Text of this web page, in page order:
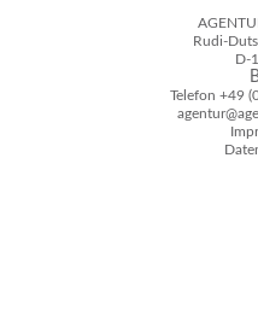
Rudi-
D-
Telefon +49